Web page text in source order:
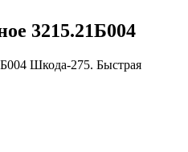
3215.21Б004
Шкода-275. Быстрая